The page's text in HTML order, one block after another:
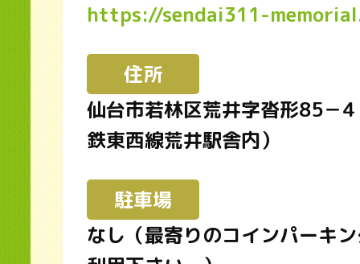
https://sendai311-
住所
仙台市若林区荒井字沓形85－4
鉄東西線荒井駅舎内）
駐車場
なし（最寄りのコインパーキ